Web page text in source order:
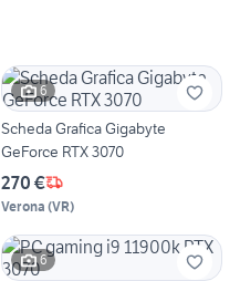
6
Scheda Grafica Gigabyte
GeForce RTX 3070
270 €
Verona (VR)
6